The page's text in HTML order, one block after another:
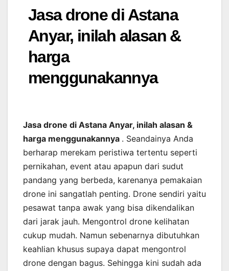
Jasa drone di Astana
Anyar, inilah alasan &
harga
menggunakannya
Jasa drone di Astana Anyar, inilah alasan &
harga menggunakannya . Seandainya Anda
berharap merekam peristiwa tertentu seperti
pernikahan, event atau apapun dari sudut
pandang yang berbeda, karenanya pemakaian
drone ini sangatlah penting. Drone sendiri yaitu
pesawat tanpa awak yang bisa dikendalikan
dari jarak jauh. Mengontrol drone kelihatan
cukup mudah. Namun sebenarnya dibutuhkan
keahlian khusus supaya dapat mengontrol
drone dengan bagus. Sehingga kini sudah ada